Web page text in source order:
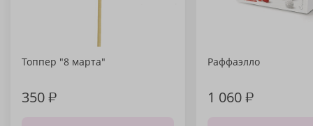
Топпер "8 марта"
350₽
Раффаэлло
1 060₽